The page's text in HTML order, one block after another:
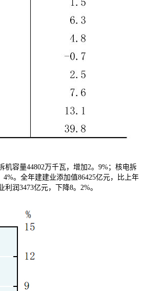
机容量44802万千瓦，增加2。9%；核电拆
。全年建建业添加值86425亿元，比上年
润3473亿元，下降8。2%。